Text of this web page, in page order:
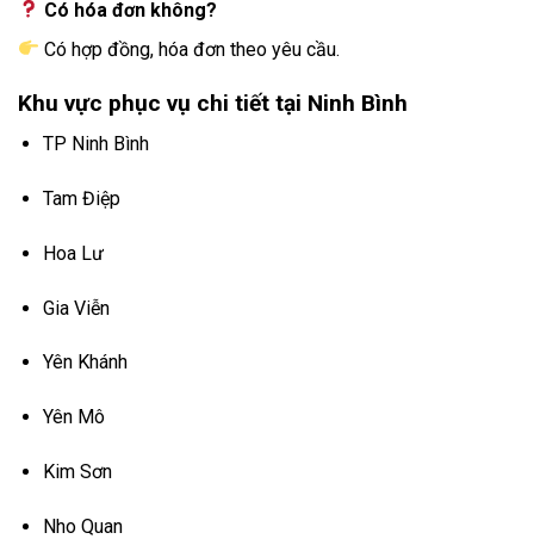
Có hóa đơn không?
Có hợp đồng, hóa đơn theo yêu cầu.
Khu vực phục vụ chi tiết tại Ninh Bình
TP Ninh Bình
Tam Điệp
Hoa Lư
Gia Viễn
Yên Khánh
Yên Mô
Kim Sơn
Nho Quan